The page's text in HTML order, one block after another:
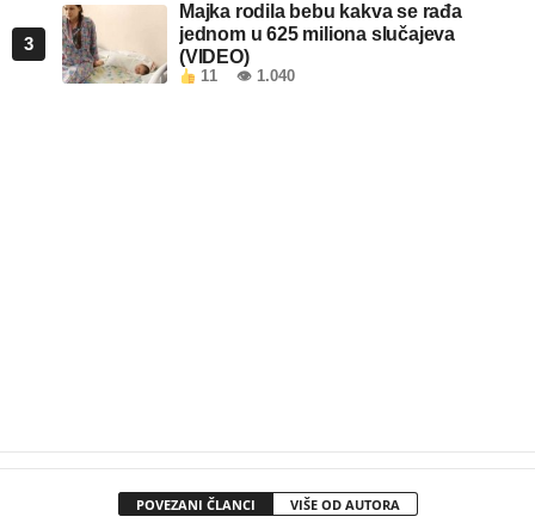
3
Majka rodila bebu kakva se rađa
jednom u 625 miliona slučajeva
(VIDEO)
11 👁 1.040
POVEZANI ČLANCI VIŠE OD AUTORA